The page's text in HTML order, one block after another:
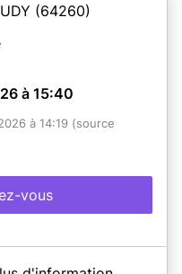
(64260)
à 15:40
à 14:19 (source
vous